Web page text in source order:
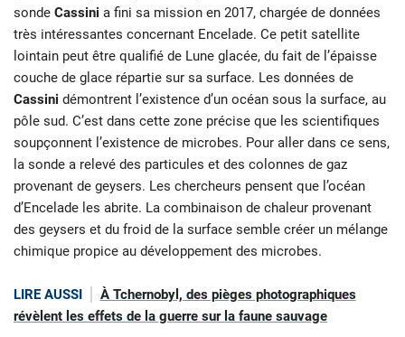
sonde Cassini a fini sa mission en 2017, chargée de données
très intéressantes concernant Encelade. Ce petit satellite
lointain peut être qualifié de Lune glacée, du fait de l’épaisse
couche de glace répartie sur sa surface. Les données de
Cassini démontrent l’existence d’un océan sous la surface, au
pôle sud. C’est dans cette zone précise que les scientifiques
soupçonnent l’existence de microbes. Pour aller dans ce sens,
la sonde a relevé des particules et des colonnes de gaz
provenant de geysers. Les chercheurs pensent que l’océan
d’Encelade les abrite. La combinaison de chaleur provenant
des geysers et du froid de la surface semble créer un mélange
chimique propice au développement des microbes.
LIRE AUSSI
À Tchernobyl, des pièges photographiques
révèlent les effets de la guerre sur la faune sauvage